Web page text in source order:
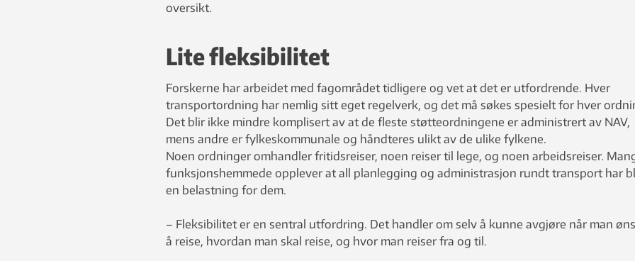
oversikt.
Lite fleksibilitet
Forskerne har arbeidet med fagområdet tidligere og vet at det er utfordrende. Hver
transportordning har nemlig sitt eget regelverk, og det må søkes spesielt for hver
Det blir ikke mindre komplisert av at de fleste støtteordningene er administrert av NAV,
mens andre er fylkeskommunale og håndteres ulikt av de ulike fylkene.
Noen ordninger omhandler fritidsreiser, noen reiser til lege, og noen arbeidsreiser.
funksjonshemmede opplever at all planlegging og administrasjon rundt transport har
en belastning for dem.
– Fleksibilitet er en sentral utfordring. Det handler om selv å kunne avgjøre når man
å reise, hvordan man skal reise, og hvor man reiser fra og til.